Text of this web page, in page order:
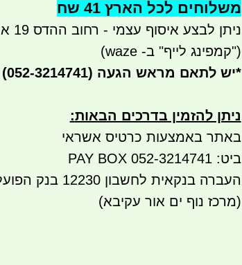
משלוחים לכל הארץ 41 שח
ניתן לבצע איסוף עצמי - רחוב ההדס 19 אור עקיבא
("קמפינג לייף" ב- waze)
*יש לתאם מראש הגעה (052-3214741)
ניתן להזמין בדרכים הבאות:
באתר באמצעות כרטיס אשראי
ביט: 052-3214741 PAY BOX
העברה בנקאית לחשבון12230
(מרכז נוף ים אור עקיבא)